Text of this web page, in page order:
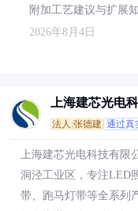
附加工艺建议与扩展知
2026年8月4日
上海建芯光电
法人:张德建 通过真
上海建芯光电科技有限
洞泾工业区，专注LED
带、跑马灯带等全系列